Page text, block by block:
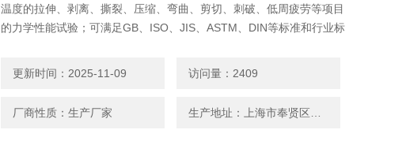
温度的拉伸、剥离、撕裂、压缩、弯曲、剪切、刺破、低周疲劳等项目
的力学性能试验；可满足GB、ISO、JIS、ASTM、DIN等标准和行业标
验目的；
更新时间：2025-11-09 访问量：2409
厂商性质：生产厂家